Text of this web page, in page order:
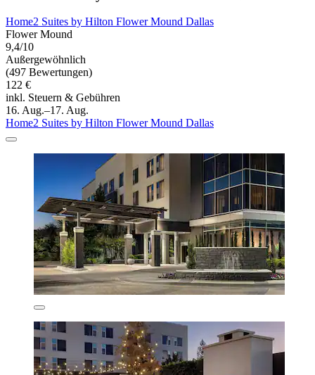
Home2 Suites by Hilton Flower Mound Dallas
Flower Mound
9,4/10
Außergewöhnlich
(497 Bewertungen)
122 €
inkl. Steuern & Gebühren
16. Aug.–17. Aug.
Home2 Suites by Hilton Flower Mound Dallas